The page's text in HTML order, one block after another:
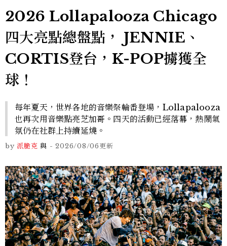
2026 Lollapalooza Chicago
四大亮點總盤點， JENNIE、
CORTIS登台，K-POP擄獲全
球！
每年夏天，世界各地的音樂祭輪番登場，Lollapalooza
也再次用音樂點亮芝加哥。四天的活動已經落幕，熱鬧氣
氛仍在社群上持續延燒。
by 派脆克 與 -2026/08/06更新